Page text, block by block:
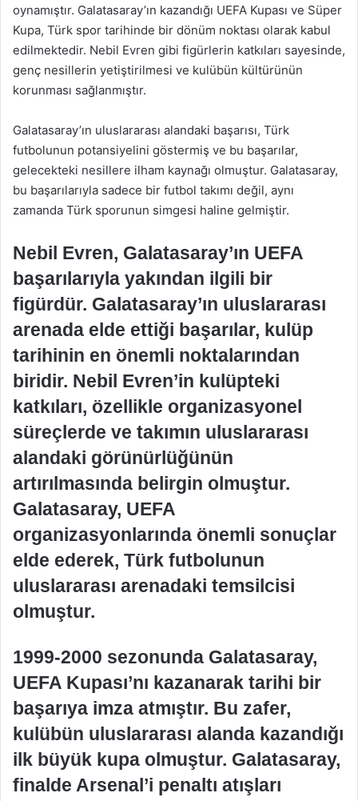
oynamıştır. Galatasaray’ın kazandığı UEFA Kupası ve Süper
Kupa, Türk spor tarihinde bir dönüm noktası olarak kabul
edilmektedir. Nebil Evren gibi figürlerin katkıları sayesinde,
genç nesillerin yetiştirilmesi ve kulübün kültürünün
korunması sağlanmıştır.
Galatasaray’ın uluslararası alandaki başarısı, Türk
futbolunun potansiyelini göstermiş ve bu başarılar,
gelecekteki nesillere ilham kaynağı olmuştur. Galatasaray,
bu başarılarıyla sadece bir futbol takımı değil, aynı
zamanda Türk sporunun simgesi haline gelmiştir.
Nebil Evren, Galatasaray’ın UEFA
başarılarıyla yakından ilgili bir
figürdür. Galatasaray’ın uluslararası
arenada elde ettiği başarılar, kulüp
tarihinin en önemli noktalarından
biridir. Nebil Evren’in kulüpteki
katkıları, özellikle organizasyonel
süreçlerde ve takımın uluslararası
alandaki görünürlüğünün
artırılmasında belirgin olmuştur.
Galatasaray, UEFA
organizasyonlarında önemli sonuçlar
elde ederek, Türk futbolunun
uluslararası arenadaki temsilcisi
olmuştur.
1999-2000 sezonunda Galatasaray,
UEFA Kupası’nı kazanarak tarihi bir
başarıya imza atmıştır. Bu zafer,
kulübün uluslararası alanda kazandığı
ilk büyük kupa olmuştur. Galatasaray,
finalde Arsenal’i penaltı atışları